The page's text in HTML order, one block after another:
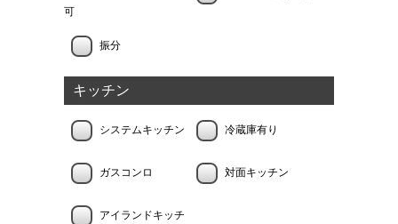
可
振分
キッチン
システムキッチン 冷蔵庫有り
ガスコンロ 対面キッチン
アイランドキッチ